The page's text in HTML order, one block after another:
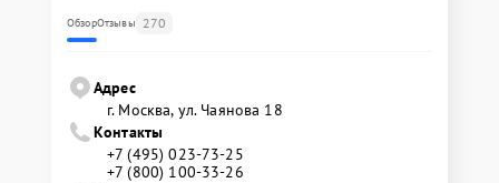
ОбзорОтзывы 270
Адрес
г. Москва, ул. Чаянова 18
Контакты
+7 (495) 023-73-25
+7 (800) 100-33-26